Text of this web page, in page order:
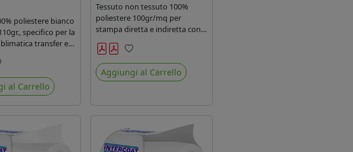
poliestere bianco
specifico per la
transfer e
per la
di stendardi e
al passaggio
su entrambi i
al Carrello
Tessuto non tessuto 100%
poliestere 100gr/mq per
stampa diretta e indiretta con
inchiostro sublimatico, latex e
uv.
Preferiti
Aggiungi al Carrello